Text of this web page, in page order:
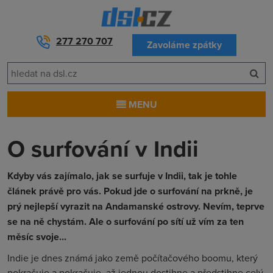
277 270 707 Zavoláme zpátky
MENU
O surfování v Indii
Kdyby vás zajímalo, jak se surfuje v Indii, tak je tohle
článek právě pro vás. Pokud jde o surfování na prkně, je
prý nejlepší vyrazit na Andamanské ostrovy. Nevím, teprve
se na ně chystám. Ale o surfování po sítí už vím za ten
měsíc svoje...
Indie je dnes známá jako země počítačového boomu, který